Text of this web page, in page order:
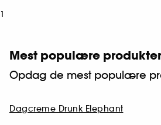
1
Mest populære produkter
Opdag de mest populære
Dagcreme Drunk Elephant